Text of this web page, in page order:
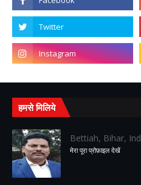
हमसे मिलिये
Bettiah, Bihar,
मेरा पूरा प्रोफ़ाइल देखें